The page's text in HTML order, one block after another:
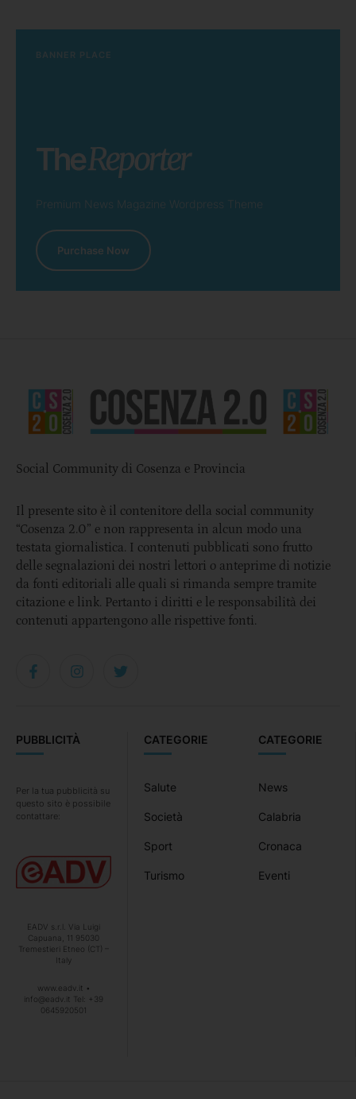
BANNER PLACE
Premium News Magazine Wordpress Theme
Purchase Now
CATEGORIE
News
Calabria
Cronaca
Eventi
CATEGORIE
Salute
Società
Sport
Turismo
PUBBLICITÀ
Per la tua pubblicità su
questo sito è possibile
contattare:
EADV s.r.l. Via Luigi
Capuana, 11 95030
Tremestieri Etneo (CT) –
Italy
www.eadv.it •
info@eadv.it Tel: +39
0645920501
Social Community di Cosenza e Provincia
Il presente sito è il contenitore della social community
“Cosenza 2.0” e non rappresenta in alcun modo una
testata giornalistica. I contenuti pubblicati sono frutto
delle segnalazioni dei nostri lettori o anteprime di notizie
da fonti editoriali alle quali si rimanda sempre tramite
citazione e link. Pertanto i diritti e le responsabilità dei
contenuti appartengono alle rispettive fonti.